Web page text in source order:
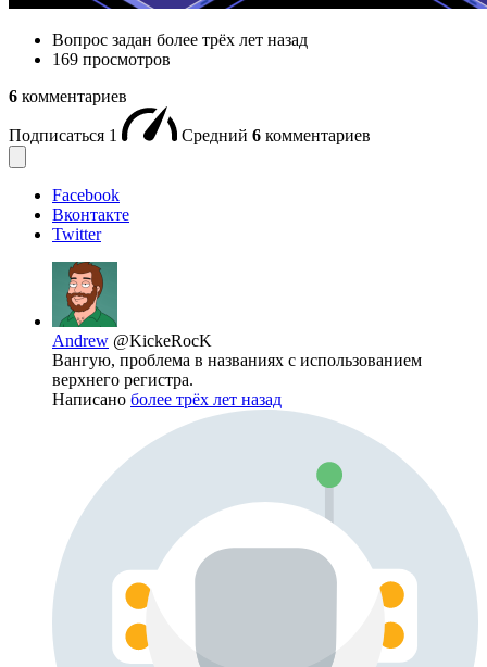
Вопрос задан более трёх лет назад
169 просмотров
6 комментариев
Подписаться 1 Средний 6 комментариев
Facebook
Вконтакте
Twitter
Andrew @KickeRocK
Вангую, проблема в названиях с использованием
верхнего регистра.
Написано более трёх лет назад